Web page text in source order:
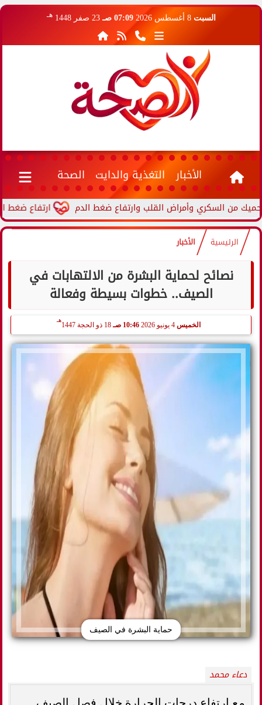
السبت 8 أغسطس 2026 07:09 صـ 23 صفر 1448 هـ
الأخبار التغذية والدايت الصحة
ارتفاع ضغط الدم
الرئيسية الأخبار
نصائح لحماية البشرة من الالتهابات في
الصيف.. خطوات بسيطة وفعالة
الخميس 10:46 صـ 18 ذو الحجة 1447
هـ
حماية البشرة في الصيف
دعاء محمد